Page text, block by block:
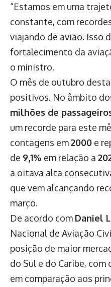
“Estamos em uma
constante, com
viajando de avião. Isso
fortalecimento da
o ministro.
O mês de outubro
positivos. No âmbito
milhões de
um recorde para este
contagens em2000 e
de 9,1% em relação a
a oitava alta
que vem alcançando
março.
De acordo com Daniel
Nacional de Aviação
posição de maior
do Sul e do Caribe,
em comparação aos